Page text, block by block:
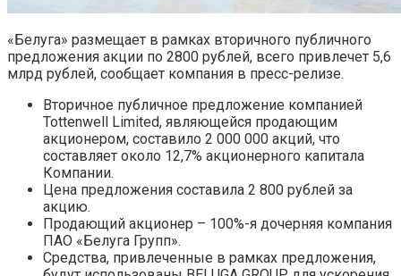
«Белуга» размещает в рамках вторичного публичного
предложения акции по 2800 рублей, всего привлечет 5,6
млрд рублей, сообщает компания в пресс-релизе.
Вторичное публичное предложение компанией
Tottenwell Limited, являющейся продающим
акционером, составило 2 000 000 акций, что
составляет около 12,7% акционерного капитала
Компании.
Цена предложения составила 2 800 рублей за
акцию.
Продающий акционер – 100%-я дочерняя компания
ПАО «Белуга Групп».
Средства, привлеченные в рамках предложения,